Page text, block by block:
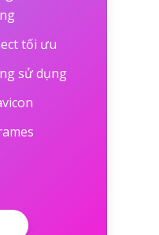
tối ưu
sử dụng